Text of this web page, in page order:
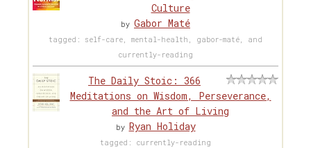
Culture
by Gabor Maté
tagged: self-care, mental-health, gabor-maté, and
currently-reading
The Daily Stoic: 366
Meditations on Wisdom, Perseverance,
and the Art of Living
by Ryan Holiday
tagged: currently-reading